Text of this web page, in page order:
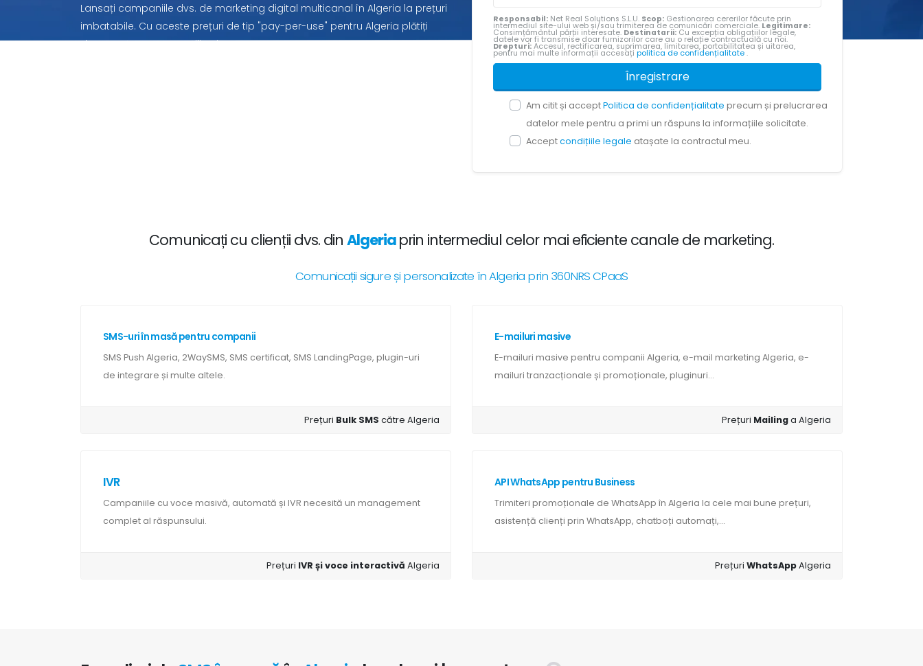
Lansați campaniile dvs. de marketing digital multicanal în Algeria la prețuri
imbatabile. Cu aceste prețuri de tip "pay-per-use" pentru Algeria plătiți
doar pentru ceea ce utilizați.
Responsabil: Net Real Solutions S.L.U. Scop: Gestionarea cererilor făcute prin
intermediul site-ului web și/sau trimiterea de comunicări comerciale. Legitimare:
Consimțământul părții interesate. Destinatarii: Cu excepția obligațiilor legale,
datele vor fi transmise doar furnizorilor care au o relație contractuală cu noi.
Drepturi: Accesul, rectificarea, suprimarea, limitarea, portabilitatea și uitarea,
pentru mai multe informații accesațipolitica de confidențialitate.
Înregistrare
Am citit și acceptPolitica de confidențialitateprecum și prelucrarea
datelor mele pentru a primi un răspuns la informațiile solicitate.
Acceptcondițiile legale atașate la contractul meu.
Comunicați cu clienții dvs. dinAlgeriaprin intermediul celor mai eficiente canale de marketing.
Comunicații sigure și personalizate în Algeria prin 360NRS CPaaS
SMS-uri în masă pentru companii
SMS Push Algeria, 2WaySMS, SMS certificat, SMS LandingPage, plugin-uri
de integrare și multe altele.
Prețuri Bulk SMScătre Algeria
E-mailuri masive
E-mailuri masive pentru companii Algeria, e-mail marketing Algeria, e-
mailuri tranzacționale și promoționale, pluginuri...
Prețuri Mailinga Algeria
IVR
Campaniile cu voce masivă, automată și IVR necesită un management
complet al răspunsului.
Prețuri IVR și voce interactivăAlgeria
API WhatsApp pentru Business
Trimiteri promoționale de WhatsApp în Algeria la cele mai bune prețuri,
asistență clienți prin WhatsApp, chatboți automați,...
PrețuriWhatsAppAlgeria